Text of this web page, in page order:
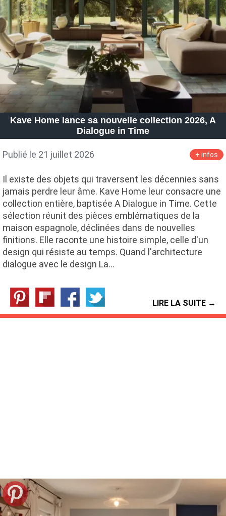
Kave Home lance sa nouvelle collection 2026, A
Dialogue in Time
Publié le 21 juillet 2026 + infos
Il existe des objets qui traversent les décennies sans
jamais perdre leur âme. Kave Home leur consacre une
collection entière, baptisée A Dialogue in Time. Cette
sélection réunit des pièces emblématiques de la
maison espagnole, déclinées dans de nouvelles
finitions. Elle raconte une histoire simple, celle d'un
design qui résiste au temps. Quand l'architecture
dialogue avec le design La…
LIRE LA SUITE →